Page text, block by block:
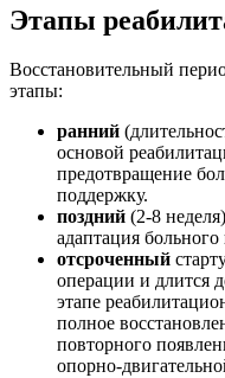
Этапы
Восстановительный
этапы:
ранний
основой
предотвращение
поддержку.
поздний (2-8
адаптация
отсроченный
операции и длится
этапе
полное
повторного
опорно-